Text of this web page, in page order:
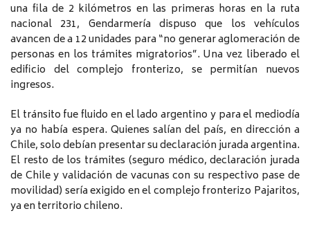
una fila de 2 kilómetros en las primeras horas en la ruta
nacional 231, Gendarmería dispuso que los vehículos
avancen de a 12 unidades para “no generar aglomeración de
personas en los trámites migratorios”. Una vez liberado el
edificio del complejo fronterizo, se permitían nuevos
ingresos.
El tránsito fue fluido en el lado argentino y para el mediodía
ya no había espera. Quienes salían del país, en dirección a
Chile, solo debían presentar su declaración jurada argentina.
El resto de los trámites (seguro médico, declaración jurada
de Chile y validación de vacunas con su respectivo pase de
movilidad) sería exigido en el complejo fronterizo Pajaritos,
ya en territorio chileno.